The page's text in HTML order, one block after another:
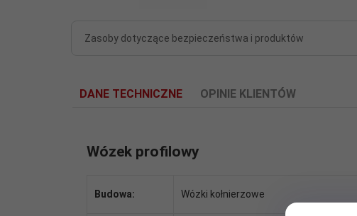
Zasoby dotyczące bezpieczeństwa i produktów
DANE TECHNICZNE OPINIE KLIENTÓW
Wózek profilowy
Budowa: Wózki kołnierzowe